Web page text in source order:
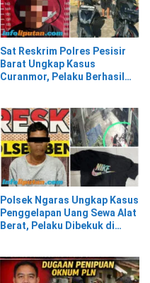
Sat Reskrim Polres Pesisir
Barat Ungkap Kasus
Curanmor, Pelaku Berhasil
Polsek Ngaras Ungkap Kasus
Penggelapan Uang Sewa Alat
Berat, Pelaku Dibekuk di